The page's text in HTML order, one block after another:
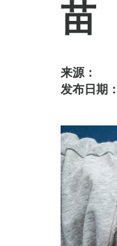
苗
来源：
发布日期：